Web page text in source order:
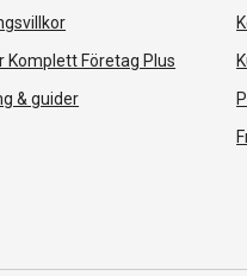
Komplett Företag Plus
& guider